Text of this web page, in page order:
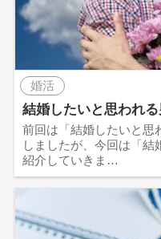
婚活
結婚したいと思われ
前回は「結婚したいと思
しましたが、今回は「結
紹介していきま…